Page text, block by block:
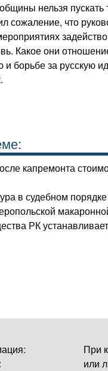
нельзя
сожаление, что
Какое они
борьбе за русскую
капремонта
в судебном
РК
При
или